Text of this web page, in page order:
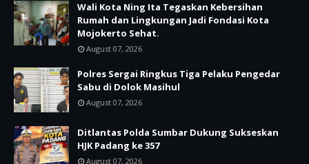
Wali Kota Ning Ita Tegaskan Kebersihan
Rumah dan Lingkungan Jadi Fondasi Kota
Mojokerto Sehat.
August 07, 2026
Polres Sergai Ringkus Tiga Pelaku Pengedar
Sabu di Dolok Masihul
August 07, 2026
Ditlantas Polda Sumbar Dukung Sukseskan
HJK Padang ke 357
August 07, 2026